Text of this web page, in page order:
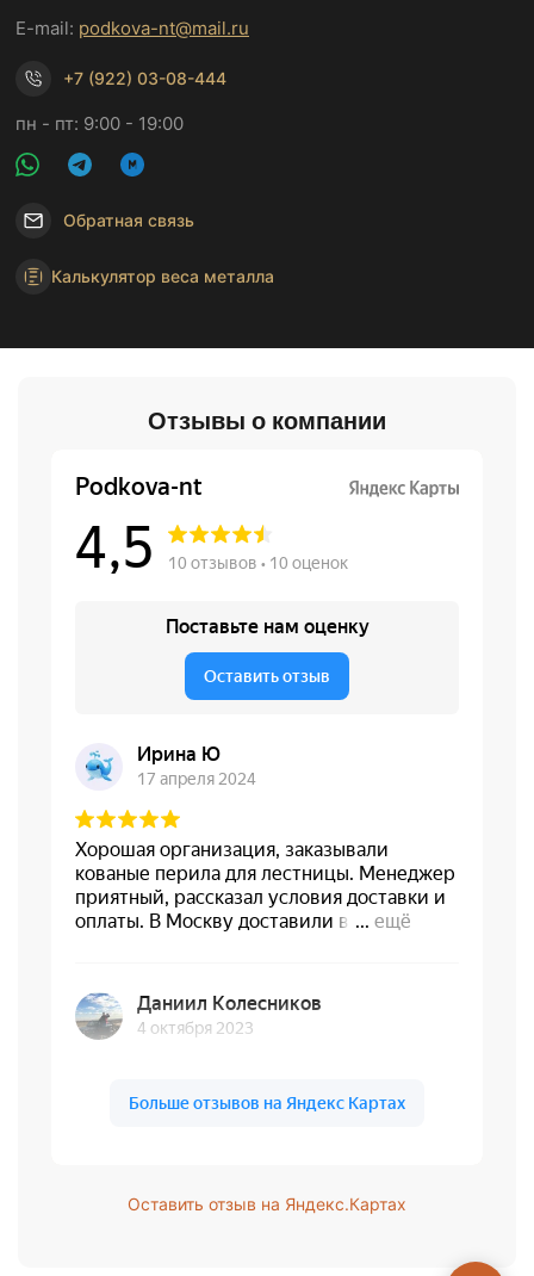
E-mail: podkova-nt@mail.ru
+7 (922) 03-08-444
пн - пт: 9:00 - 19:00
Обратная связь
Калькулятор веса металла
Отзывы о компании
Оставить отзыв на Яндекс.Картах